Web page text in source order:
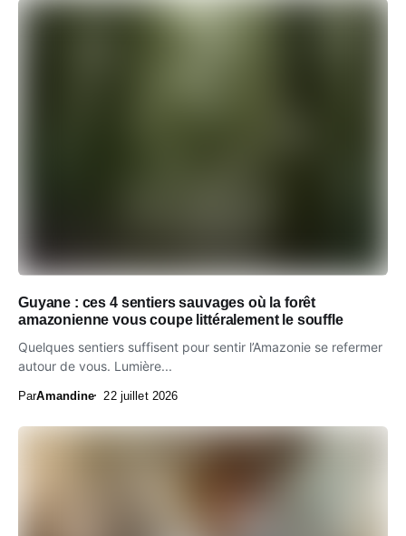
Guyane : ces 4 sentiers sauvages où la forêt
amazonienne vous coupe littéralement le souffle
Quelques sentiers suffisent pour sentir l’Amazonie se refermer
autour de vous. Lumière...
ParAmandine 22 juillet 2026